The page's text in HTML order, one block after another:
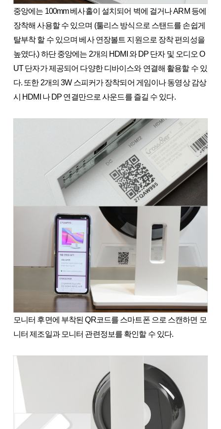
중앙에는 100mm 베사홀이 설치되어 벽에 걸거나 ARM 등에
장착해 사용할 수 있으며 (툴리스 방식으로 스탠드를 손쉽게
탈부착 할 수 있으며 베사 연장볼트 지원으로 장착 편의성을
높였다.) 하단 중앙에는 2개의 HDMI 와 DP 단자 및 오디오 O
UT 단자가 제공되어 다양한 디바이스와 연결해 활용할 수 있
다. 또한 2개의 3W 스피커가 장착되어 게임이나 동영상 감상
시 HDMI 나 DP 연결만으로 사운드를 즐길 수 있다.
모니터 후면에 부착된 QR코드를 스마트폰 으로 스캔하면 모
니터 제조일과 모니터 관련정보를 확인할 수 있다.